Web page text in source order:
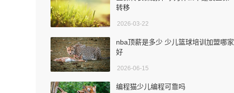
转移
2026-03-22
nba顶薪是多少 少儿篮球培训加盟哪家
好
2026-06-15
编程猫少儿编程可靠吗